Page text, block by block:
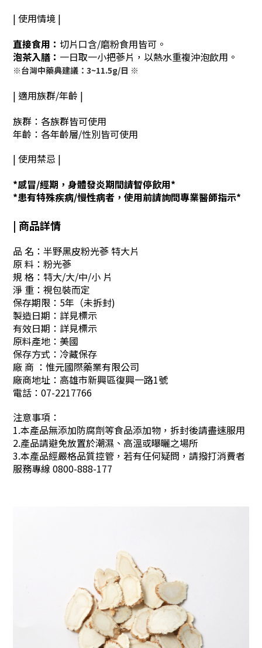
| 使用情境 |
直接食用： 切片口含/磨粉食用皆可。
泡茶入膳： 一日取一小把蔘片，以熱水重複沖泡飲用。
※台灣中藥典建議：3~11.5g/日 ※
| 適用族群/年齡 |
族群：各族群皆可使用
年齡：各年齡層/性別皆可使用
| 使用禁忌 |
*感冒/經期，身體發炎期間請暫停飲用*
*患有特殊疾病/慢性病者，使用前請詢問專業醫師指示*
| 商品詳情
品 名：半野黑皮粉光蔘 特大片
原 料：粉光蔘
規 格： 特大/大/中/小 片
淨 重：視包裝而定
保存期限：5年（未拆封)
製造日期：詳見標示
有效日期：詳見標示
原料產地：美國
保存方式：冷藏保存
廠 商 ：惟元國際藥業有限公司
廠商地址：高雄市新興區復興一路1號
電話：07-2217766
注意事項：
1.本產品無添加防腐劑等食品添加物，拆封後請盡速服用
2.產品請避免放置於潮濕、高溫或曝曬之場所
3.本產品經嚴格品質控管，若有任何疑問，請撥打消費者
服務專線 0800-888-177